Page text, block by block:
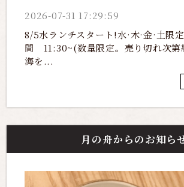
2026-07-31 17:29:59
8/5水ランチスタート!水·木·金·土限
間 11:30~(数量限定。売り切れ次第
海を...
月の舟からのお知ら